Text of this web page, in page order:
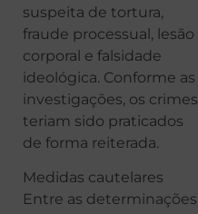
suspeita de tortura,
fraude processual, lesão
corporal e falsidade
ideológica. Conforme as
investigações, os crimes
teriam sido praticados
de forma reiterada.
Medidas cautelares
Entre as determinações